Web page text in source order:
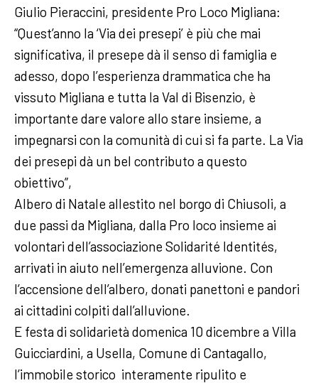
Giulio Pieraccini, presidente Pro Loco Migliana:
“Quest’anno la ‘Via dei presepi’ è più che mai
significativa, il presepe dà il senso di famiglia e
adesso, dopo l’esperienza drammatica che ha
vissuto Migliana e tutta la Val di Bisenzio, è
importante dare valore allo stare insieme, a
impegnarsi con la comunità di cui si fa parte. La Via
dei presepi dà un bel contributo a questo
obiettivo”,
Albero di Natale allestito nel borgo di Chiusoli, a
due passi da Migliana, dalla Pro loco insieme ai
volontari dell’associazione Solidarité Identités,
arrivati in aiuto nell’emergenza alluvione. Con
l’accensione dell’albero, donati panettoni e pandori
ai cittadini colpiti dall’alluvione.
E festa di solidarietà domenica 10 dicembre a Villa
Guicciardini, a Usella, Comune di Cantagallo,
l’immobile storico interamente ripulito e